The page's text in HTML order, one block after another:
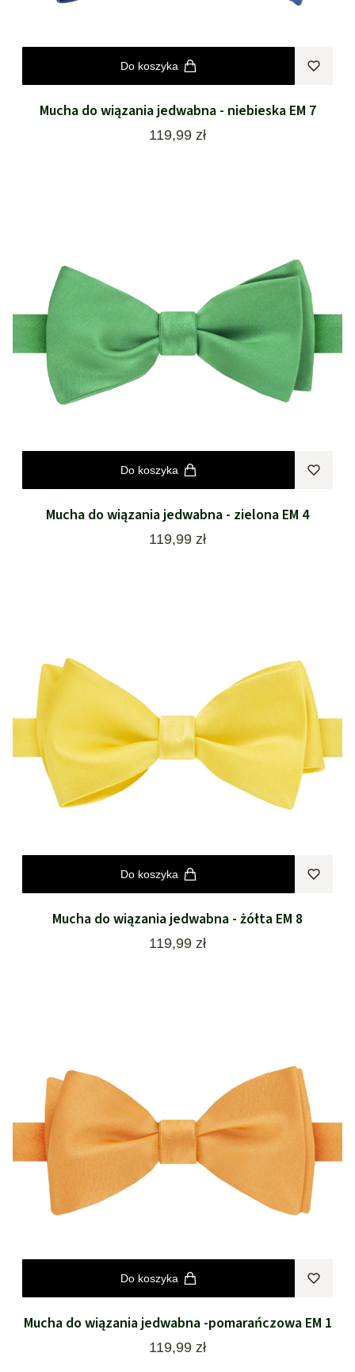
Do koszyka
Mucha do wiązania jedwabna - niebieska EM 7
Cena
119,99 zł
Do koszyka
Mucha do wiązania jedwabna - zielona EM 4
Cena
119,99 zł
Do koszyka
Mucha do wiązania jedwabna - żółta EM 8
Cena
119,99 zł
Do koszyka
Mucha do wiązania jedwabna -pomarańczowa EM 1
Cena
119,99 zł